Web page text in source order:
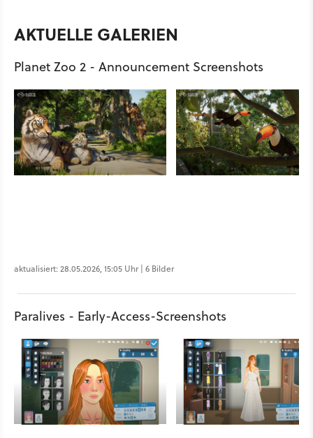
AKTUELLE GALERIEN
Planet Zoo 2 - Announcement Screenshots
aktualisiert: 28.05.2026, 15:05 Uhr | 6 Bilder
Paralives - Early-Access-Screenshots